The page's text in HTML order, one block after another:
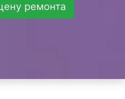
ремонта